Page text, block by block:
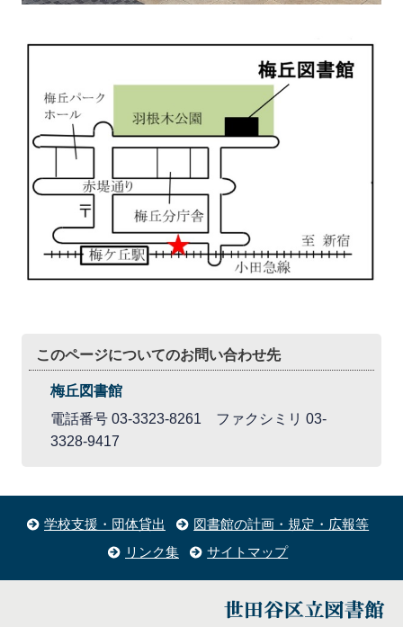
このページについてのお問い合わせ先
梅丘図書館
電話番号 03-3323-8261 ファクシミリ 03-
3328-9417
学校支援・団体貸出
図書館の計画・規定・広報等
リンク集
サイトマップ